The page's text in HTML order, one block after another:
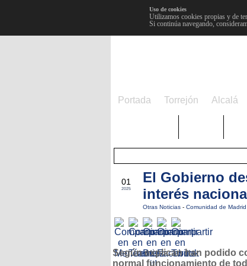
Uso de cookies
Utilizamos cookies propias y de
Si continúa navegando,
Portada Torrejón Alcalá
01
2025
El Gobierno
interés
Otras Noticias - Comunidad de Madrid
Según explican han podido
normal funcionamiento de